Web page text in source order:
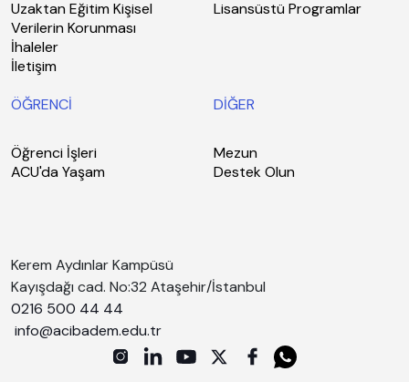
Uzaktan Eğitim Kişisel
Verilerin Korunması
İhaleler
İletişim
Lisansüstü Programlar
ÖĞRENCİ
Öğrenci İşleri
ACU'da Yaşam
DİĞER
Mezun
Destek Olun
Kerem Aydınlar Kampüsü
Kayışdağı cad. No:32 Ataşehir/İstanbul
0216 500 44 44
info@acibadem.edu.tr